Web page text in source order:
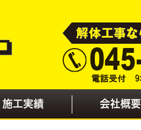
施工実績 会社概要